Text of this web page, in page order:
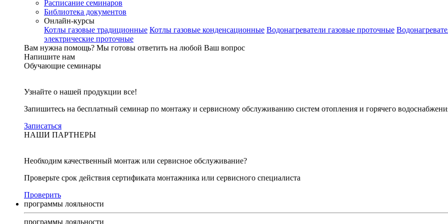
Расписание семинаров
Библиотека документов
Онлайн-курсы
Котлы газовые традиционные Котлы газовые конденсационные Водонагреватели газовые проточные
электрические проточные
Вам нужна помощь? Мы готовы ответить на любой Ваш вопрос
Напишите нам
Обучающие семинары
Узнайте о нашей продукции все!
Запишитесь на бесплатный семинар по монтажу и сервисному обслуживанию систем отопления и горячего
Записаться
НАШИ ПАРТНЕРЫ
Необходим качественный монтаж или сервисное обслуживание?
Проверьте срок действия сертификата монтажника или сервисного специалиста
Проверить
программы лояльности
программы лояльности